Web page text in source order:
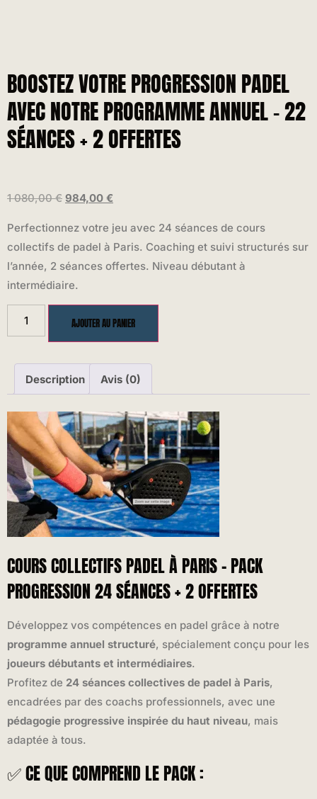
BOOSTEZ VOTRE PROGRESSION PADEL
AVEC NOTRE PROGRAMME ANNUEL – 22
SÉANCES + 2 OFFERTES
1 080,00€ 984,00 €
Perfectionnez votre jeu avec 24 séances de cours
collectifs de padel à Paris. Coaching et suivi structurés sur
l’année, 2 séances offertes. Niveau débutant à
intermédiaire.
AJOUTER AU PANIER
Description Avis (0)
COURS COLLECTIFS PADEL À PARIS – PACK
PROGRESSION 24 SÉANCES + 2 OFFERTES
Développez vos compétences en padel grâce à notre
programme annuel structuré, spécialement conçu pour les
joueurs débutants et intermédiaires.
Profitez de 24 séances collectives de padel à Paris,
encadrées par des coachs professionnels, avec une
pédagogie progressive inspirée du haut niveau, mais
adaptée à tous.
✅ CE QUE COMPREND LE PACK :